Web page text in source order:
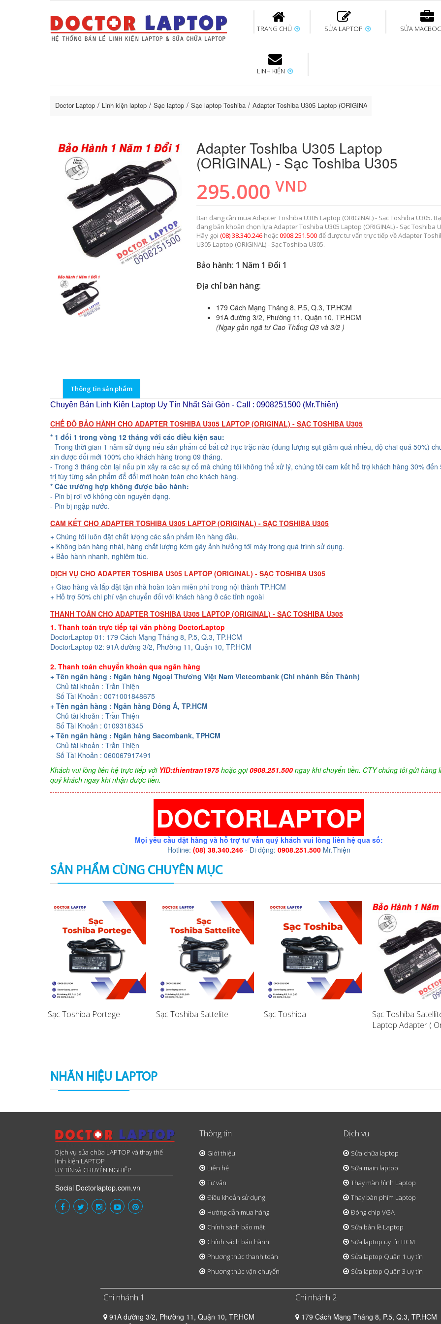
TRANG CHỦ SỬA LAPTOP
Sửa Laptop uy tín Thay bàn phím Thay màn hình Thay Pin
SỬA
Sửa Macbook uy tín Thay pin Macbook Thay màn hình
Thay pin Surface Sửa Surface không
LINH KIỆN
Doctor Laptop Linh kiện laptop Sạc laptop Sạc laptop Toshiba Adapter Toshiba U305 Laptop (ORIGINAL) - Sạc Toshiba U305
Adapter Toshiba U305 Laptop
(ORIGINAL) - Sạc Toshiba U305
295.000 VND
Bạn đang cần mua Adapter Toshiba U305 Laptop (ORIGINAL) - Sạc Toshiba U305.
đang băn khoăn chọn lựa Adapter Toshiba U305 Laptop (ORIGINAL) - Sạc Toshiba
Hãy gọi(08) 38.340.246 hoặc0908.251.500để được tư vấn trực tiếp về Adapter
U305 Laptop (ORIGINAL) - Sạc Toshiba U305.
Bảo hành: 1 Năm 1 Đổi 1
Địa chỉ bán hàng:
179 Cách Mạng Tháng 8, P.5, Q.3, TP.HCM
91A đường 3/2, Phường 11, Quận 10, TP.HCM
(Ngay gần ngã tư Cao Thắng Q3 và 3/2 )
Thông tin sản phẩm
Chuyên Bán Linh Kiện Laptop Uy Tín Nhất Sài Gòn - Call : 0908251500 (Mr.Thiện)
CHẾ ĐỘ BẢO HÀNH CHO ADAPTER TOSHIBA U305 LAPTOP (ORIGINAL) - SẠC TOSHIBA U305
* 1 đổi 1 trong vòng 12 tháng với các điều kiện sau:
- Trong thời gian 1 năm sử dụng nếu sản phẩm có bất cứ trục trặc nào (dung lượng sụt giảm quá nhiều, độ chai quá 50%)
xin được đổi mới 100% cho khách hàng trong 09 tháng.
- Trong 3 tháng còn lại nếu pin xảy ra các sự cố mà chúng tôi không thể xử lý, chúng tôi cam kết hỗ trợ khách hàng 30% đến
trị tùy từng sản phẩm để đổi mới hoàn toàn cho khách hàng.
* Các trường hợp không được bảo hành:
- Pin bị rơi vỡ không còn nguyên dạng.
- Pin bị ngập nước.
CAM KẾT CHO ADAPTER TOSHIBA U305 LAPTOP (ORIGINAL) - SẠC TOSHIBA U305
+ Chúng tôi luôn đặt chất lượng các sản phẩm lên hàng đầu.
+ Không bán hàng nhái, hàng chất lượng kém gây ảnh hưởng tới máy trong quá trình sử dụng.
+ Bảo hành nhanh, nghiêm túc.
DỊCH VỤ CHO ADAPTER TOSHIBA U305 LAPTOP (ORIGINAL) - SẠC TOSHIBA U305
+ Giao hàng và lắp đặt tận nhà hoàn toàn miễn phí trong nội thành TP.HCM
+ Hỗ trợ 50% chi phí vận chuyển đối với khách hàng ở các tỉnh ngoài
THANH TOÁN CHO ADAPTER TOSHIBA U305 LAPTOP (ORIGINAL) - SẠC TOSHIBA U305
1. Thanh toán trực tiếp tại văn phòng DoctorLaptop
DoctorLaptop 01: 179 Cách Mạng Tháng 8, P.5, Q.3, TP.HCM
DoctorLaptop 02: 91A đường 3/2, Phường 11, Quận 10, TP.HCM
2. Thanh toán chuyển khoản qua ngân hàng
+ Tên ngân hàng : Ngân hàng Ngoại Thương Việt Nam Vietcombank (Chi nhánh Bến Thành)
Chủ tài khoản : Trần Thiện
Số Tài Khoản : 0071001848675
+ Tên ngân hàng : Ngân hàng Đông Á, TP.HCM
Chủ tài khoản : Trần Thiện
Số Tài Khoản : 0109318345
+ Tên ngân hàng : Ngân hàng Sacombank, TPHCM
Chủ tài khoản : Trần Thiện
Số Tài Khoản : 060067917491
Khách vui lòng liên hệ trực tiếp với YID:thientran1975hoặc gọi0908.251.500 ngay khi chuyển tiền. CTY chúng tôi gửi hàng
quý khách ngay khi nhận được tiền.
DOCTORLAPTOP
Mọi yêu cầu đặt hàng và hỗ trợ tư vấn quý khách vui lòng liên hệ qua số:
Hotline: (08) 38.340.246- Di động: 0908.251.500Mr.Thiện
SẢN PHẨM CÙNG CHUYÊN MỤC
Sạc Toshiba Portege Sạc Toshiba Sattelite Sạc Toshiba
Sạc Toshiba
Laptop Adapter (
NHÃN HIỆU LAPTOP
Dịch vụ sửa chữa LAPTOP và thay thế
linh kiện LAPTOP
UY TÍN và CHUYÊN NGHIỆP
Social Doctorlaptop.com.vn
Thông tin
Giới thiệu
Liên hệ
Tư vấn
Điều khoản sử dụng
Hướng dẫn mua hàng
Chính sách bảo mật
Chính sách bảo hành
Phương thức thanh toán
Phương thức vận chuyển
Dịch vụ
Sửa chữa laptop
Sửa main laptop
Thay màn hình Laptop
Thay bàn phím Laptop
Đóng chip VGA
Sửa bản lề Laptop
Sửa laptop uy tín HCM
Sửa laptop Quận 1 uy tín
Sửa laptop Quận 3 uy tín
Chi nhánh 1
91A đường 3/2, Phường 11, Quận 10, TP.HCM
Chi nhánh 2
179 Cách Mạng Tháng 8, P.5, Q.3, TP.HCM